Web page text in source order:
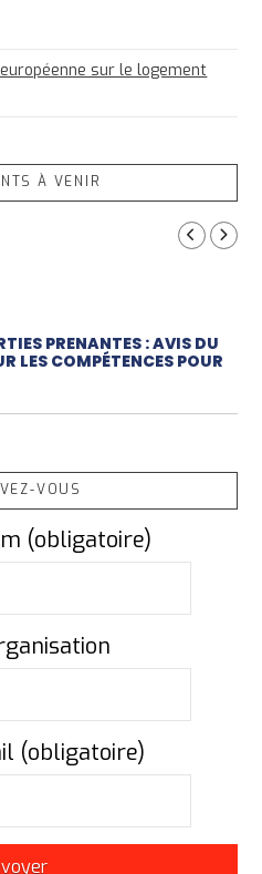
sur le logement
À VENIR
PRENANTES : AVIS DU
LES COMPÉTENCES POUR
VOUS
(obligatoire)
(obligatoire)